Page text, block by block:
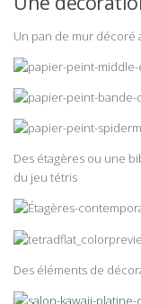
Un pan de mur décoré
Des étagères ou une
du jeu tétris
Des éléments de